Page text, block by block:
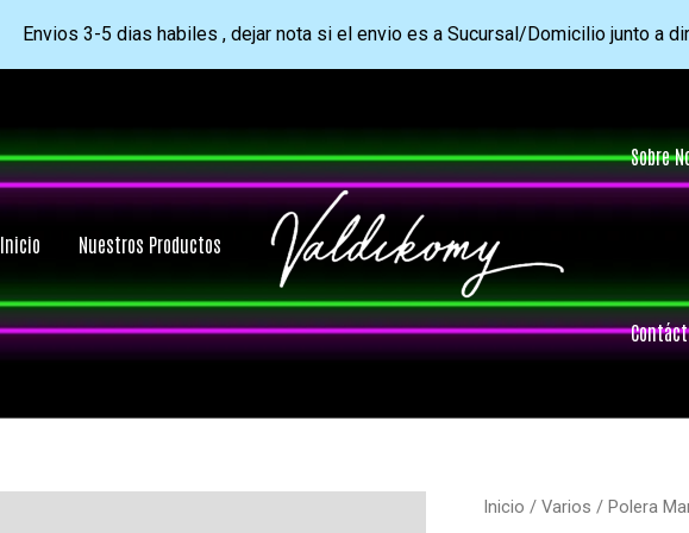
Envios 3-5 dias habiles , dejar nota si el envio es a Sucursal/Domicilio junto a
Inicio Nuestros Productos
Sobre
Inicio / Varios / Polera